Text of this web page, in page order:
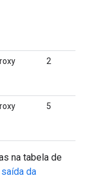
2
5
na tabela de
da